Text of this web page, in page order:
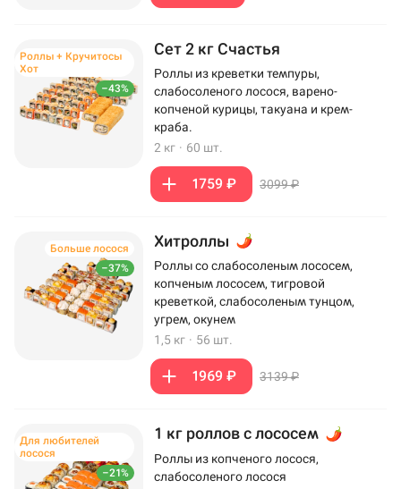
–43%
Роллы + Кручитосы
Хот
Сет 2 кг Счастья
Роллы из креветки темпуры,
слабосоленого лосося, варено-
копченой курицы, такуана и крем-
краба.
2 кг · 60 шт.
1759 ₽ 3099 ₽
–37%
Больше лосося Хитроллы
Роллы со слабосоленым лососем,
копченым лососем, тигровой
креветкой, слабосоленым тунцом,
угрем, окунем
1,5 кг · 56 шт.
1969 ₽ 3139 ₽
–21%
Для любителей
лосося
1 кг роллов с лососем
Роллы из копченого лосося,
слабосоленого лосося